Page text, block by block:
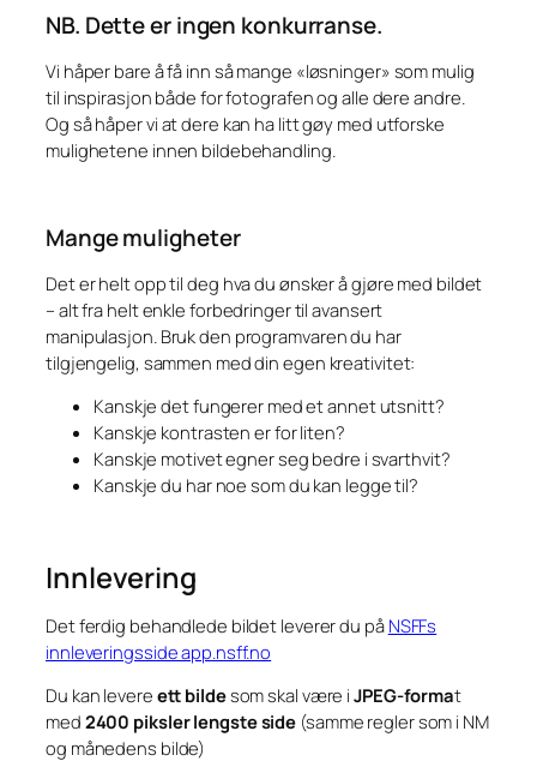
NB. Dette er ingen konkurranse.
Vi håper bare å få inn så mange «løsninger» som mulig
til inspirasjon både for fotografen og alle dere andre.
Og så håper vi at dere kan ha litt gøy med utforske
mulighetene innen bildebehandling.
Mange muligheter
Det er helt opp til deg hva du ønsker å gjøre med bildet
– alt fra helt enkle forbedringer til avansert
manipulasjon. Bruk den programvaren du har
tilgjengelig, sammen med din egen kreativitet:
Kanskje det fungerer med et annet utsnitt?
Kanskje kontrasten er for liten?
Kanskje motivet egner seg bedre i svarthvit?
Kanskje du har noe som du kan legge til?
Innlevering
Det ferdig behandlede bildet leverer du på NSFFs
innleveringsside app.nsff.no
Du kan levere ett bildesom skal være iJPEG-format
med 2400 piksler lengste side (samme regler som i NM
og månedens bilde)